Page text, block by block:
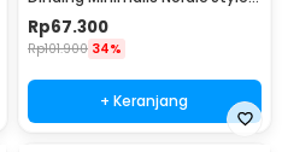
E27 265V - WF-M004
Rp67.300
Rp101.900 34%
+ Keranjang